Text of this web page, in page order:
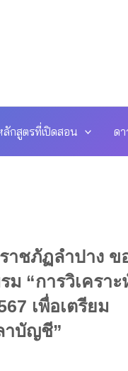
ลักสูตรที่เปิดสอน ด
าชภัฏลำปาง ข
“การวิเคราะ
เพื่อเตรียม
าบัญชี”